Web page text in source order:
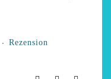
Rezension